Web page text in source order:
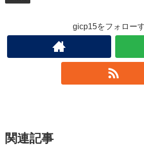
gicp15をフォロー
関連記事